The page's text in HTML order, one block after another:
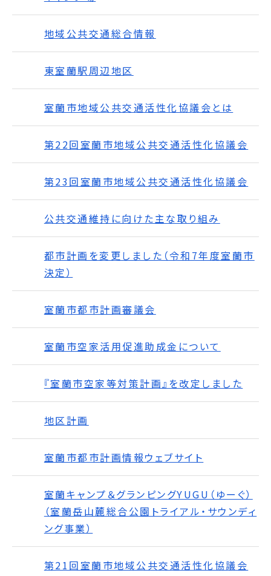
地域公共交通総合情報
東室蘭駅周辺地区
室蘭市地域公共交通活性化協議会とは
第22回室蘭市地域公共交通活性化協議会
第23回室蘭市地域公共交通活性化協議会
公共交通維持に向けた主な取り組み
都市計画を変更しました（令和7年度室蘭市
決定）
室蘭市都市計画審議会
室蘭市空家活用促進助成金について
『室蘭市空家等対策計画』を改定しました
地区計画
室蘭市都市計画情報ウェブサイト
室蘭キャンプ＆グランピングYUGU（ゆーぐ）
（室蘭岳山麓総合公園トライアル・サウンディ
ング事業）
第21回室蘭市地域公共交通活性化協議会